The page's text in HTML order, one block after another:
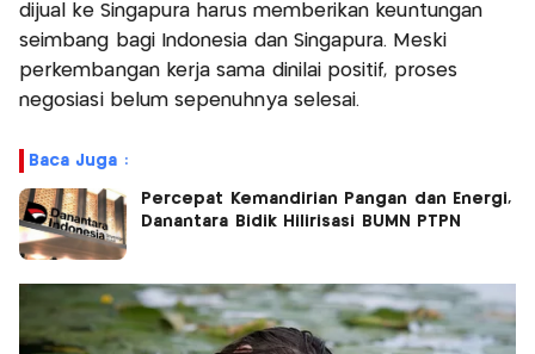
dijual ke Singapura harus memberikan keuntungan
seimbang bagi Indonesia dan Singapura. Meski
perkembangan kerja sama dinilai positif, proses
negosiasi belum sepenuhnya selesai.
Baca Juga :
Percepat Kemandirian Pangan dan Energi,
Danantara Bidik Hilirisasi BUMN PTPN